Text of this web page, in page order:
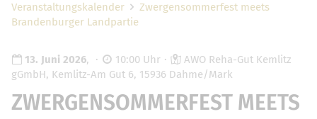
Veranstaltungskalender
Zwergensommerfest meets
Brandenburger Landpartie
13. Juni 2026, 10:00 Uhr
AWO Reha-Gut Kemlitz
gGmbH, Kemlitz-Am Gut 6, 15936 Dahme/Mark
ZWERGENSOMMERFEST MEETS
Cookie-Einstellungen